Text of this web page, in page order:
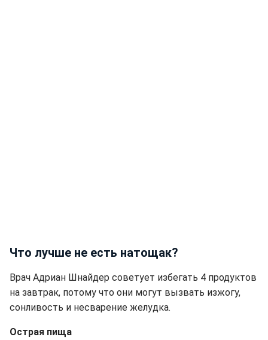
Что лучше не есть натощак?
Врач Адриан Шнайдер советует избегать 4 продуктов
на завтрак, потому что они могут вызвать изжогу,
сонливость и несварение желудка.
Острая пища